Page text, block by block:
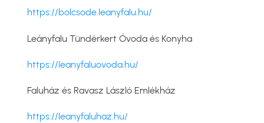
https://bolcsode.leanyfalu.hu/
Leányfalu Tündérkert Óvoda és Konyha
https://leanyfaluovoda.hu/
Faluház és Ravasz László Emlékház
https://leanyfaluhaz.hu/